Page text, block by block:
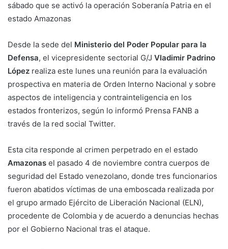
sábado que se activó la operación Soberanía Patria en el
estado Amazonas
Desde la sede del Ministerio del Poder Popular para la
Defensa, el vicepresidente sectorial G/J Vladimir Padrino
López realiza este lunes una reunión para la evaluación
prospectiva en materia de Orden Interno Nacional y sobre
aspectos de inteligencia y contrainteligencia en los
estados fronterizos, según lo informó Prensa FANB a
través de la red social Twitter.
Esta cita responde al crimen perpetrado en el estado
Amazonas el pasado 4 de noviembre contra cuerpos de
seguridad del Estado venezolano, donde tres funcionarios
fueron abatidos víctimas de una emboscada realizada por
el grupo armado Ejército de Liberación Nacional (ELN),
procedente de Colombia y de acuerdo a denuncias hechas
por el Gobierno Nacional tras el ataque.